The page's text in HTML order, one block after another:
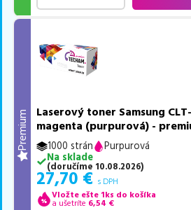
Premium
Laserový toner Samsung
magenta (purpurová) -
1000 strán
Purpurová
Na sklade
(doručíme 10.08.2026)
27,70 € s DPH
Vložte ešte 1ks do košíka
a ušetríte 6,54 €